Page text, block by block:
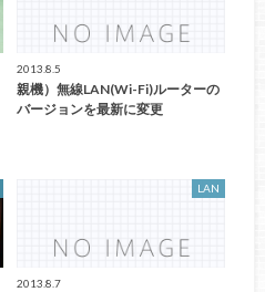
2013.8.5
親機）無線LAN(Wi-Fi)ルーターの
バージョンを最新に変更
LAN
2013.8.7